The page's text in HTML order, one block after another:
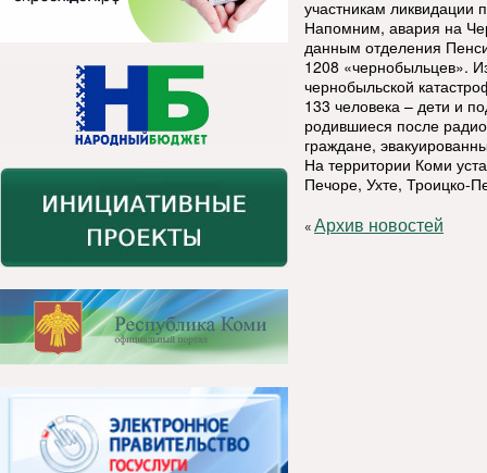
участникам ликвидации
Напомним, авария на
данным отделения
1208 «чернобыльцев».
чернобыльской
133 человека – дети и
родившиеся после
граждане,
На территории Коми
Печоре, Ухте, Троицко-
«Архив новостей